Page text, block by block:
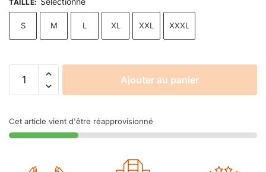
TAILLE:
S M L XL XXL XXXL
Ajouter au panier
Cet article vient d'être réapprovisionné